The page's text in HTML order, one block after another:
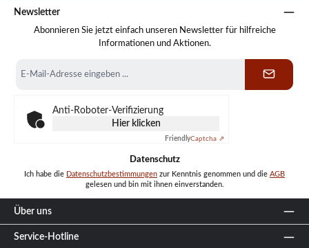
Newsletter
Abonnieren Sie jetzt einfach unseren Newsletter für hilfreiche
Informationen und Aktionen.
Mail-
Anti-Roboter-Verifizierung
Hier klicken
FriendlyCaptcha ⇗
Datenschutz
Ich habe die Datenschutzbestimmungen zur Kenntnis genommen und die AGB
gelesen und bin mit ihnen einverstanden.
Über uns
Service-Hotline